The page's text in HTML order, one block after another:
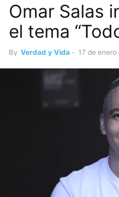
Omar Salas
el tema
By Verdad y Vida - 17 de